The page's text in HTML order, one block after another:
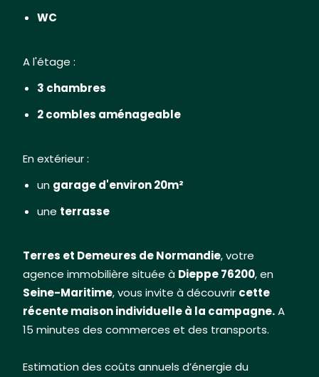
WC
A l'étage :
3 chambres
2 combles aménageable
En extérieur :
un garage d'environ 20m²
une terrasse
Terres et Demeures de Normandie, votre
agence immobilière située à Dieppe 76200, en
Seine-Maritime, vous invite à découvrir cette
récente maison individuelle à la campagne.A
15 minutes des commerces et des transports.
Estimation des coûts annuels d’énergie du